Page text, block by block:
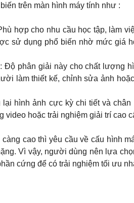
trên màn hình máy tính như :
hợp cho nhu cầu học tập, làm
sử dụng phổ biến nhờ mức giá
Độ phân giải này cho chất lượng
làm thiết kế, chỉnh sửa ảnh
lại hình ảnh cực kỳ chi tiết và
video hoặc trải nghiệm giải trí cao
cao thì yêu cầu về cấu hình
Vì vậy, người dùng nên lựa
cứng để có trải nghiệm tối ưu